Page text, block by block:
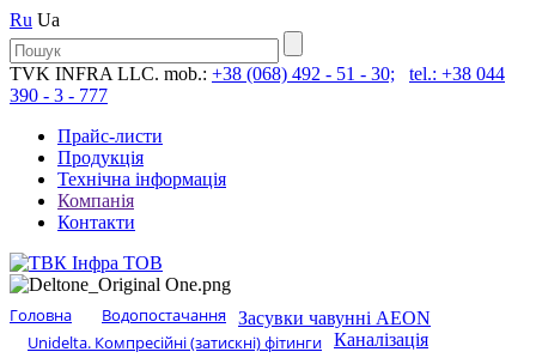
Ru Ua
TVK INFRA LLC. mob.: +38 (068) 492 - 51 - 30;
tel.: +38 044
390 - 3 - 777
Прайс-листи
Продукція
Технічна інформація
Компанія
Контакти
Головна
Водопостачання
Unidelta. Компресійні (затискні) фітинги
Засувки чавунні AEON
Каналізація